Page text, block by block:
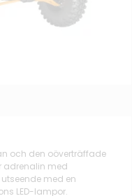
och den oöverträffade
adrenalin med
med en
LED-lampor.